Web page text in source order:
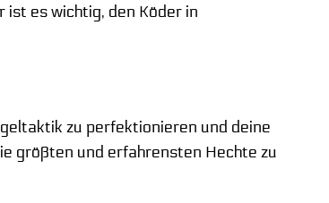
ist es wichtig, den Köder in
zu perfektionieren und deine
größten und erfahrensten Hechte zu